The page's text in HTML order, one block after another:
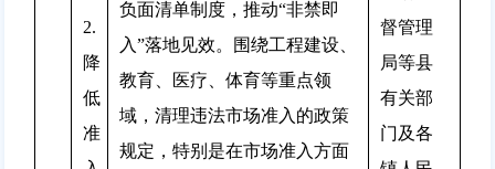
2.
降
低
准
负面清单制度，推动“非禁即
入”落地见效。围绕工程建设、
教育、医疗、体育等重点领
域，清理违法市场准入的政策
规定，特别是在市场准入方面
督管理
局等县
有关部
门及各